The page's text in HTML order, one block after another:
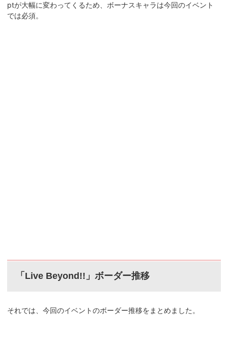
ptが大幅に変わってくるため、ボーナスキャラは今回のイベント
では必須。
「Live Beyond!!」ボーダー推移
それでは、今回のイベントのボーダー推移をまとめました。